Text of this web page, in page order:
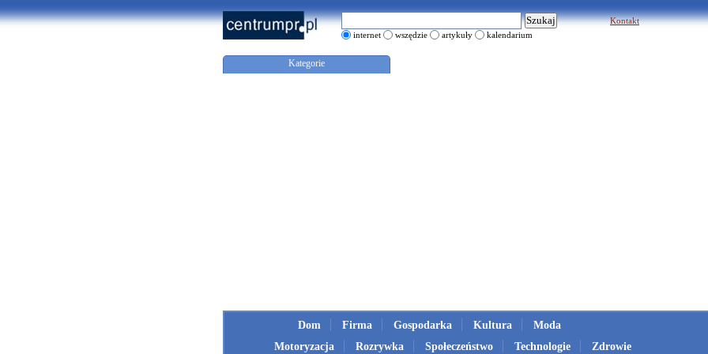
internet wszędzie artykuły kalendarium
Kontakt
Kategorie
Dom Firma Gospodarka Kultura
Moda
Motoryzacja
Rozrywka Społeczeństwo Technologie Zdrowie